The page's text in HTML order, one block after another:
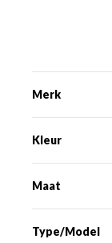
Merk
Kleur
Maat
Type/Model